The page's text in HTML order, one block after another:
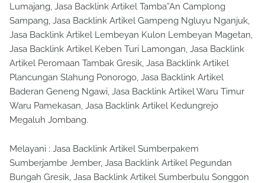
Lumajang, Jasa Backlink Artikel Tamba”An Camplong
Sampang, Jasa Backlink Artikel Gampeng Ngluyu Nganjuk,
Jasa Backlink Artikel Lembeyan Kulon Lembeyan Magetan,
Jasa Backlink Artikel Keben Turi Lamongan, Jasa Backlink
Artikel Peromaan Tambak Gresik, Jasa Backlink Artikel
Plancungan Slahung Ponorogo, Jasa Backlink Artikel
Baderan Geneng Ngawi, Jasa Backlink Artikel Waru Timur
Waru Pamekasan, Jasa Backlink Artikel Kedungrejo
Megaluh Jombang.
Melayani : Jasa Backlink Artikel Sumberpakem
Sumberjambe Jember, Jasa Backlink Artikel Pegundan
Bungah Gresik, Jasa Backlink Artikel Sumberbulu Songgon